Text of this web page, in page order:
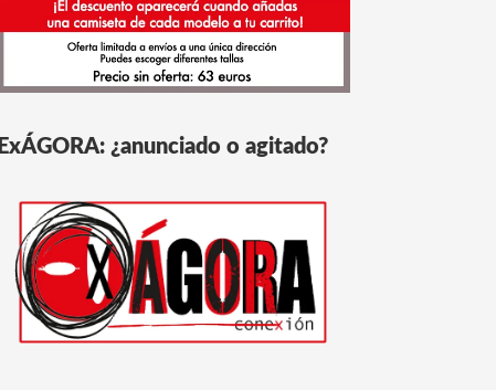
ExÁGORA: ¿anunciado o agitado?